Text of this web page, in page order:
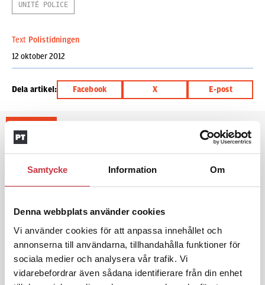
Samtycke Information Om
Denna webbplats använder cookies
Vi använder cookies för att anpassa innehållet och
annonserna till användarna, tillhandahålla funktioner för
sociala medier och analysera vår trafik. Vi
vidarebefordrar även sådana identifierare från din enhet
UNITÉ POLICE
Text Polistidningen
12 oktober 2012
Dela artikel: Facebook X E-post
Klart: Ingångslönen höjs med 2 300
kronor
Insändare:Miljoner i sjön – polisaspiranter
underkänns på godtyckliga grunder